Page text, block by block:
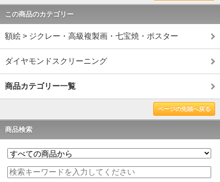
この商品のカテゴリー
額絵 > ジクレー・高級複製画・七宝焼・ポスター
ダイヤモンドスクリーニング
商品カテゴリー一覧
ページの先頭へ戻る
商品検索